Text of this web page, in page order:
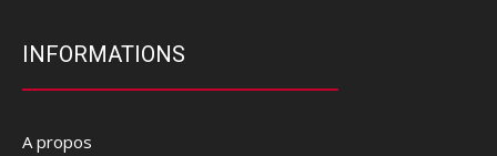
INFORMATIONS
A propos